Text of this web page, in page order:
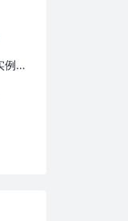
4、RabbitMQ如何感知到仓储服务实例宕机